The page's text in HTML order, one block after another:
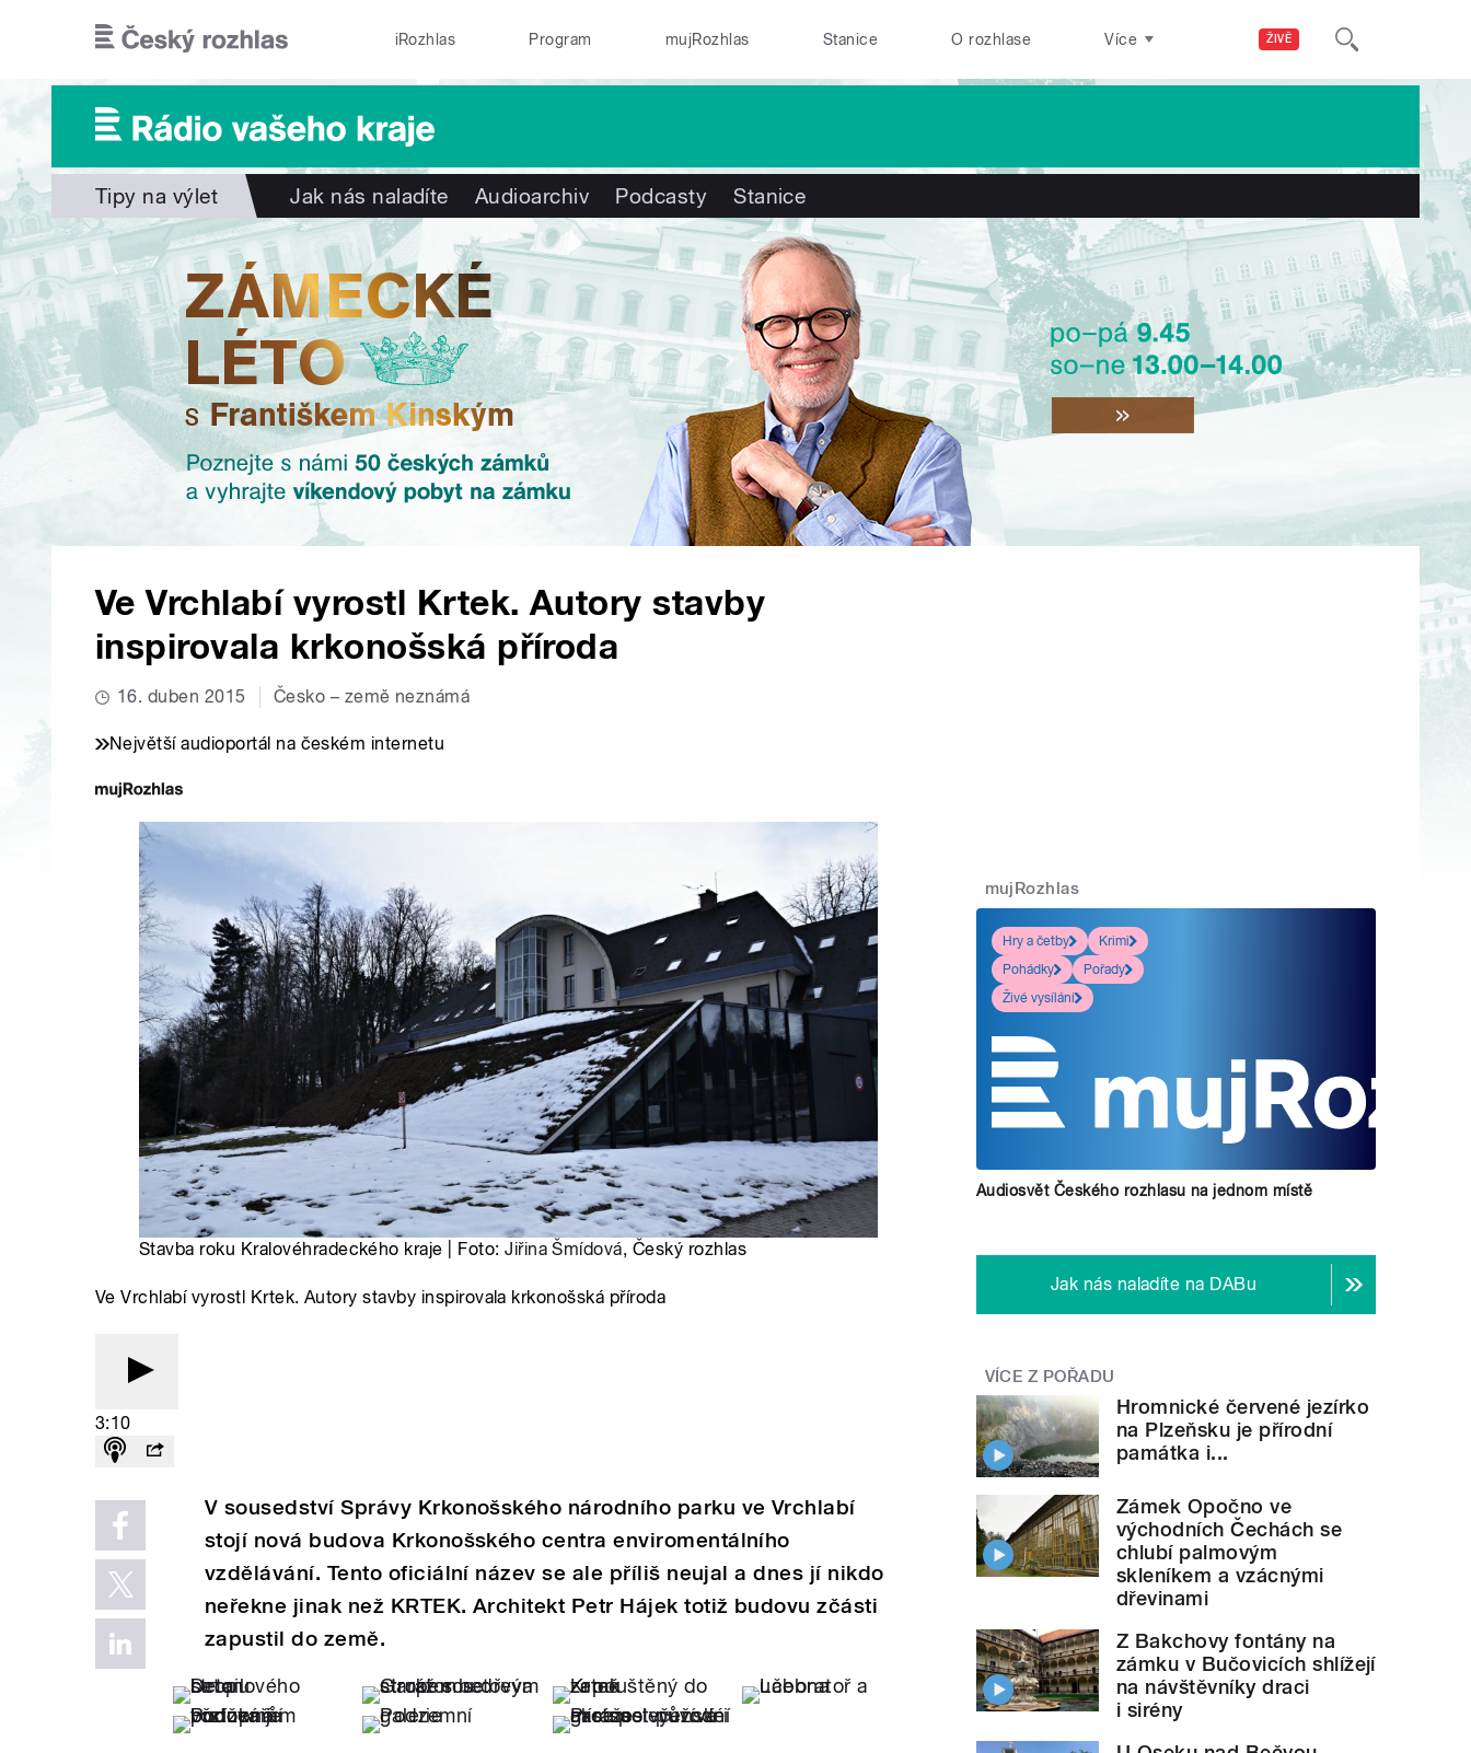
ŽIVĚ
iRozhlas Program mujRozhlas Stanice O rozhlase Více
Tipy na výlet Jak nás naladíte Audioarchiv Podcasty Stanice
Ve Vrchlabí vyrostl Krtek. Autory stavby
inspirovala krkonošská příroda
16. duben 2015 Česko – země neznámá
Největší audioportál na českém internetu
Stavba roku Kralovéhradeckého kraje | Foto:Jiřina Šmídová, Český rozhlas
Ve Vrchlabí vyrostl Krtek. Autory stavby inspirovala krkonošská příroda
3:10
V sousedství Správy Krkonošského národního parku ve Vrchlabí
stojí nová budova Krkonošského centra enviromentálního
vzdělávání. Tento oficiální název se ale příliš neujal a dnes jí nikdo
neřekne jinak než KRTEK. Architekt Petr Hájek totiž budovu zčásti
zapustil do země.
mujRozhlas
Hry a četby
Krimi
Pohádky
Pořady
Živé vysílání
Audiosvět Českého rozhlasu na jednom místě
Jak nás naladíte na DABu
VÍCE Z POŘADU
Hromnické červené jezírko
na Plzeňsku je přírodní
památka i...
Zámek Opočno ve
východních Čechách se
chlubí palmovým
skleníkem a vzácnými
dřevinami
Z Bakchovy fontány na
zámku v Bučovicích shlížejí
na návštěvníky draci
i sirény